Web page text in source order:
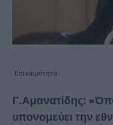
Επικαιρότητα
Γ.Αμανατίδης:
υπονομεύει την